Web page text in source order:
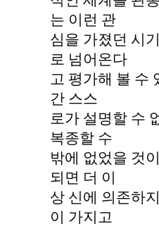
는 이런 관
심을 가졌던 시
로 넘어온다
고 평가해 볼 수
간 스스
로가 설명할 수
복종할 수
밖에 없었을 것
되면 더 이
상 신에 의존하
이 가지고